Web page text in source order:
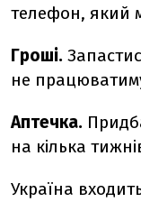
телефон, який
Гроші.
не
Аптечка.
на кілька
Україна